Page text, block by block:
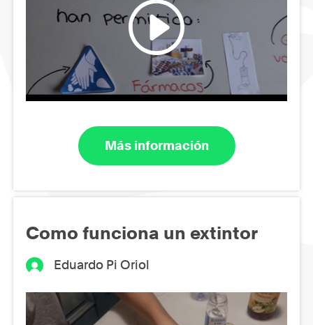
Más información
Como funciona un extintor
Eduardo Pi Oriol